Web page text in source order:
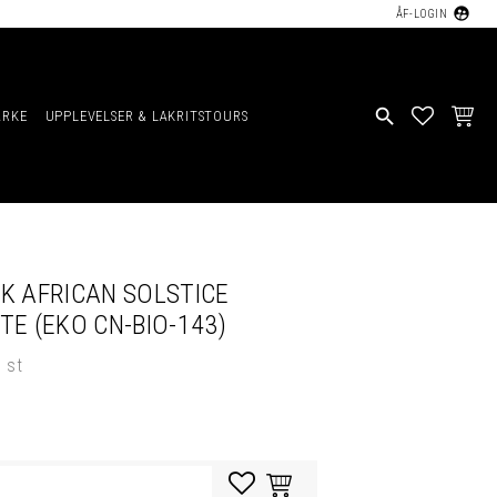
ÅF-LOGIN supervised_user_circle
UPPLEVELSER & LAKRITSTOURS search
AFRICAN SOLSTICE
(EKO CN-BIO-143)
st